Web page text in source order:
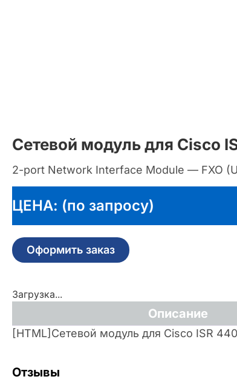
Сетевой модуль для Cisco
2-port Network Interface Module — FXO
ЦЕНА: (по запросу)
Оформить заказ
Загрузка...
Описание
[HTML]Сетевой модуль для Cisco ISR
Отзывы